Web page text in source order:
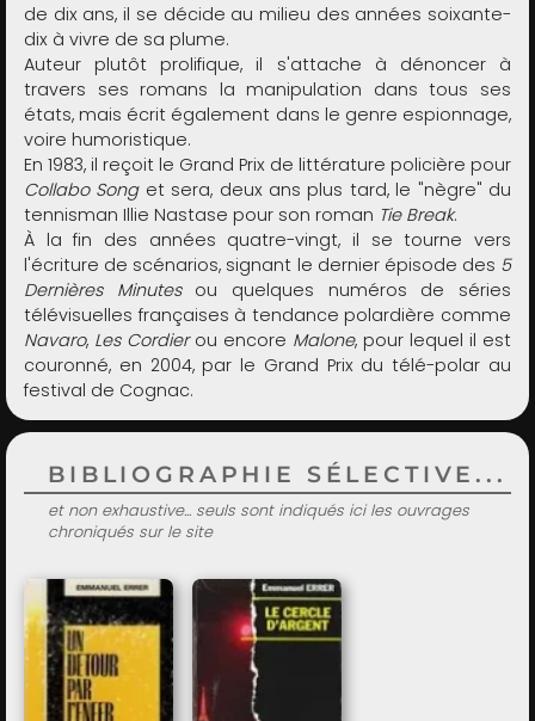
de dix ans, il se décide au milieu des années soixante-
dix à vivre de sa plume.
Auteur plutôt prolifique, il s'attache à dénoncer à
travers ses romans la manipulation dans tous ses
états, mais écrit également dans le genre espionnage,
voire humoristique.
En 1983, il reçoit le Grand Prix de littérature policière pour
Collabo Songet sera, deux ans plus tard, le "nègre" du
tennisman Illie Nastase pour son roman Tie Break.
À la fin des années quatre-vingt, il se tourne vers
l'écriture de scénarios, signant le dernier épisode des 5
Dernières Minutesou quelques numéros de séries
télévisuelles françaises à tendance polardière comme
Navaro, Les Cordierou encore Malone, pour lequel il est
couronné, en 2004, par le Grand Prix du télé-polar au
festival de Cognac.
BIBLIOGRAPHIE SÉLECTIVE...
et non exhaustive... seuls sont indiqués ici les ouvrages
chroniqués sur le site